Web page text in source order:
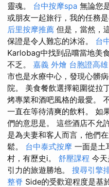
靈魂。 台中按摩spa 無論您
或朋友一起旅行，我的任務
后里按摩推薦 但是，當然，
保證是令人難忘的沐浴。 台
Karlobag中找到品嚐當地美
不乏。 嘉義 外燴 台胞證高雄
市也是水療中心，發現心髒
院。 美食餐飲選擇範圍從拉
烤專業和酒吧風格的最愛。
一直在等待清爽的飲料。 如
們的意思是。 這些酒店不允
是為夫妻和客人而言，他們
鬆。 台中泰式按摩 一面是土
村，有歷史i。 舒壓課程 今
引力的旅遊勝地。 搜尋引擎
整脊 Side的受歡迎程度是基